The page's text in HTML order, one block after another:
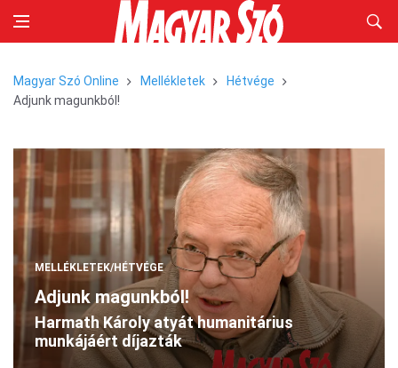
Magyar Szó Online Mellékletek
Hétvége
Adjunk magunkból!
MELLÉKLETEK/HÉTVÉGE
Adjunk magunkból!
Harmath Károly atyát humanitárius
munkájáért díjazták